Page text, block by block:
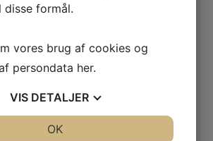
NW106 LEG
disse formål.
vores brug af cookies og
persondata her.
VIS DETALJER
OK